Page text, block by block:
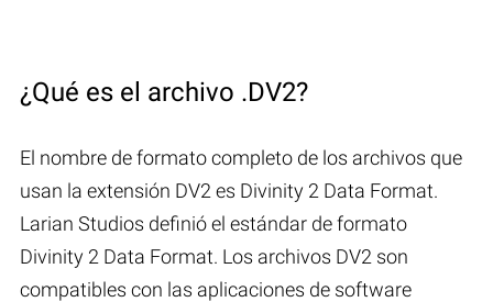
¿Qué es el archivo .DV2?
El nombre de formato completo de los archivos que
usan la extensión DV2 es Divinity 2 Data Format.
Larian Studios definió el estándar de formato
Divinity 2 Data Format. Los archivos DV2 son
compatibles con las aplicaciones de software